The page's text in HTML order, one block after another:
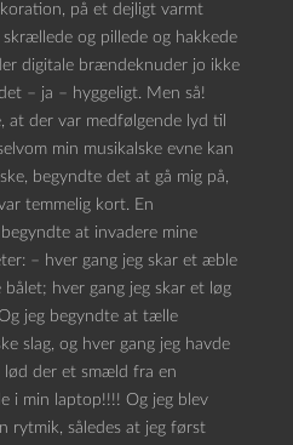
på et dejligt varmt
skrællede og pillede og hakkede
digitale brændeknuder jo ikke
– ja – hyggeligt. Men så!
at der var medfølgende lyd til
min musikalske evne kan
begyndte det at gå mig på,
temmelig kort. En
at invadere mine
– hver gang jeg skar et æble
bålet; hver gang jeg skar et løg
jeg begyndte at tælle
slag, og hver gang jeg havde
der et smæld fra en
i min laptop!!!! Og jeg blev
rytmik, således at jeg først